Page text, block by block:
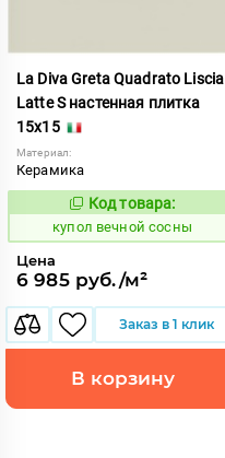
La Diva Greta Quadrato Liscia
Latte S настенная плитка
15x15
Материал:
Керамика
845472
Код товара:
купол вечной сосны
Цена
6 985 руб./м²
Заказ в 1 клик
В корзину